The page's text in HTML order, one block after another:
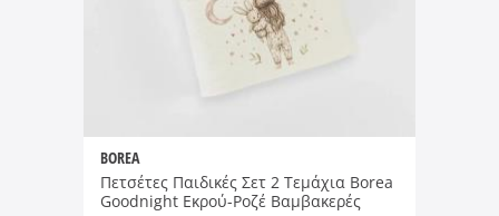
BOREA
Πετσέτες Παιδικές Σετ 2 Τεμάχια Borea
Goodnight Εκρού-Ροζέ Βαμβακερές